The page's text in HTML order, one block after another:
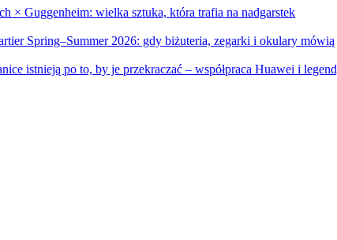
× Guggenheim: wielka sztuka, która trafia na nadgarstek
Spring–Summer 2026: gdy biżuteria, zegarki i okulary
istnieją po to, by je przekraczać – współpraca Huawei i